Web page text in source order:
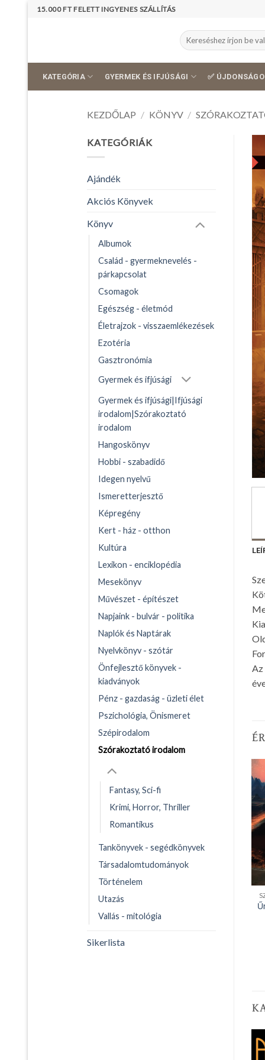
Skip
15.000 FT FELETT INGYENES SZÁLLÍTÁS
Keresés
a
KATEGÓRIA GYERMEK ÉS IFJÚSÁGI ✅
KEZDŐLAP / KÖNYV /
KATEGÓRIÁK
Ajándék
Akciós Könyvek
Könyv
Albumok
Család - gyermeknevelés -
párkapcsolat
Csomagok
Egészség - életmód
Életrajzok - visszaemlékezések
Ezotéria
Gasztronómia
Gyermek és ifjúsági
Gyermek és ifjúsági|Ifjúsági
irodalom|Szórakoztató
irodalom
Hangoskönyv
Hobbi - szabadidő
Idegen nyelvű
Ismeretterjesztő
Képregény
Kert - ház - otthon
Kultúra
Lexikon - enciklopédia
Mesekönyv
Művészet - építészet
Napjaink - bulvár - politika
Naplók és Naptárak
Nyelvkönyv - szótár
Önfejlesztő könyvek -
kiadványok
Pénz - gazdaság - üzleti élet
Pszichológia, Önismeret
Szépirodalom
Szórakoztató irodalom
Fantasy, Sci-fi
Krimi, Horror, Thriller
Romantikus
Tankönyvek - segédkönyvek
Társadalomtudományok
Történelem
Utazás
Vallás - mitológia
Sikerlista
Az